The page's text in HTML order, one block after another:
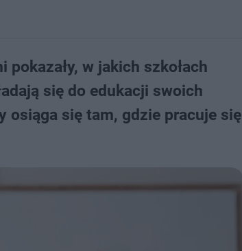
w jakich szkołach
się do edukacji swoich
osiąga się tam, gdzie pracuje się